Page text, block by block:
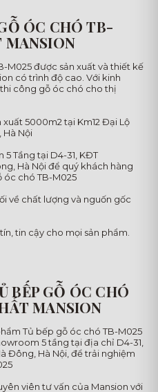
ÓC CHÓ TB-
M025 được sản xuất và thiết kế
có trình độ cao. Với kinh
công gỗ óc chó cho thị
5000m2 tại Km12 Đại Lộ
Hà Nội
Tầng tại D4-31, KĐT
Hà Nội để quý khách hàng
óc chó TB-M025
về chất lượng và nguốn gốc
tin cậy cho mọi sản phẩm.
BẾP GỖ ÓC CHÓ
MANSION
Tủ bếp gỗ óc chó TB-M025
5 tầng tại địa chỉ D4-31,
Đông, Hà Nội, để trải nghiệm
viên tư vấn của Mansion với